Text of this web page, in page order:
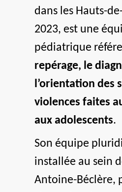
dans les Hauts-
2023, est une
pédiatrique
repérage, le
l’orientation des
violences faites
aux adolescents.
Son équipe
installée au sein
Antoine-Béclère,